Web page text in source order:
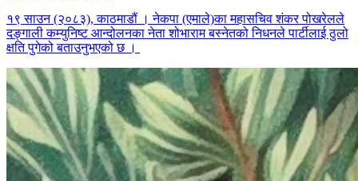
१९ साउन (२०८३), काठमाडौं । नेकपा (एमाले)का महासचिव शंकर पोखरेलले
दङ्गाली कम्युनिष्ट आन्दोलनका नेता शोभाराम बस्नेतको निधनले पार्टीलाई ठुलो
क्षति पुगेको बताउनुभएको छ ।